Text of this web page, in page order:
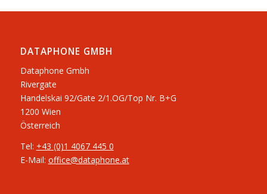
DATAPHONE GMBH
Dataphone Gmbh
Rivergate
​Handelskai 92/Gate 2/1.OG/Top Nr. B+G
1200 Wien
Österreich
Tel: +43 (0)1 4067 445 0
E-Mail: office@dataphone.at